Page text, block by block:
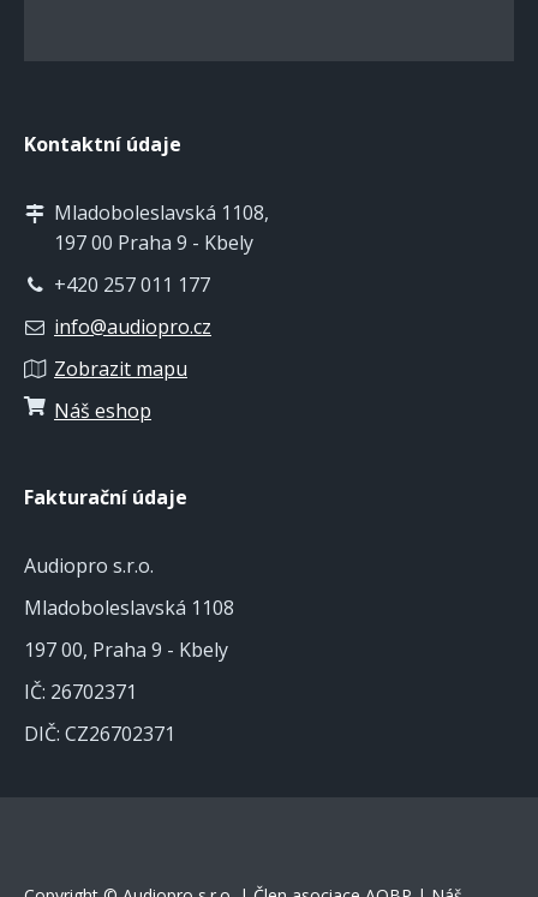
Kontaktní údaje
Mladoboleslavská 1108,
197 00 Praha 9 - Kbely
+420 257 011 177
info@audiopro.cz
Zobrazit mapu
Náš eshop
Fakturační údaje
Audiopro s.r.o.
Mladoboleslavská 1108
197 00, Praha 9 - Kbely
IČ: 26702371
DIČ: CZ26702371